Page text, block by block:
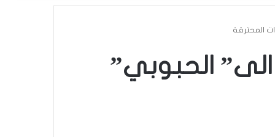
المحترقة
الحبوبي”